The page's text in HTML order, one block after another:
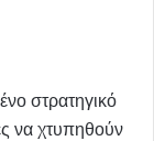
στρατηγικό
να χτυπηθούν